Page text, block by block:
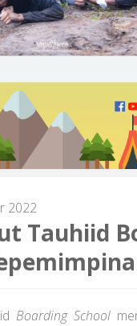
2022
Tauhiid
Boarding School